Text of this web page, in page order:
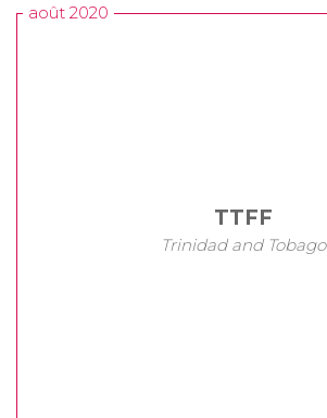
août 2020
TTFF
Trinidad and Tobago